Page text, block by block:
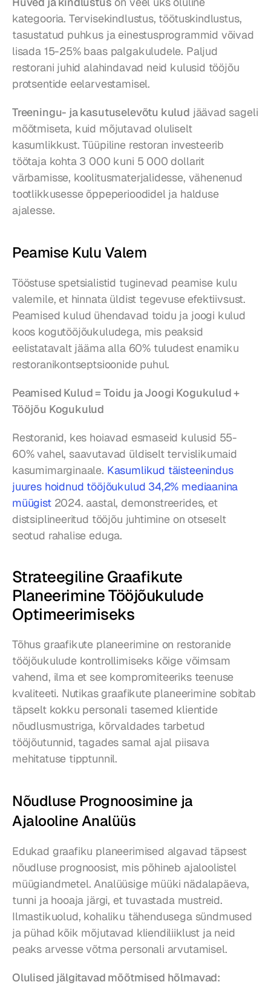
kategooria. Tervisekindlustus, töötuskindlustus,
tasustatud puhkus ja einestusprogrammid võivad
lisada 15-25% baas palgakuludele. Paljud
restorani juhid alahindavad neid kulusid tööjõu
protsentide eelarvestamisel.
Treeningu- ja kasutuselevõtu kulud jäävad sageli
mõõtmiseta, kuid mõjutavad oluliselt
kasumlikkust. Tüüpiline restoran investeerib
töötaja kohta 3 000 kuni 5 000 dollarit
värbamisse, koolitusmaterjalidesse, vähenenud
tootlikkusesse õppeperioodidel ja halduse
ajalesse.
Peamise Kulu Valem
Tööstuse spetsialistid tuginevad peamise kulu
valemile, et hinnata üldist tegevuse efektiivsust.
Peamised kulud ühendavad toidu ja joogi kulud
koos kogutööjõukuludega, mis peaksid
eelistatavalt jääma alla 60% tuludest enamiku
restoranikontseptsioonide puhul.
Peamised Kulud = Toidu ja Joogi Kogukulud +
Tööjõu Kogukulud
Restoranid, kes hoiavad esmaseid kulusid 55-
60% vahel, saavutavad üldiselt tervislikumaid
kasumimarginaale. Kasumlikud täisteenindus
juures hoidnud tööjõukulud 34,2% mediaanina
müügist 2024. aastal, demonstreerides, et
distsiplineeritud tööjõu juhtimine on otseselt
seotud rahalise eduga.
Strateegiline Graafikute
Planeerimine Tööjõukulude
Optimeerimiseks
Tõhus graafikute planeerimine on restoranide
tööjõukulude kontrollimiseks kõige võimsam
vahend, ilma et see kompromiteeriks teenuse
kvaliteeti. Nutikas graafikute planeerimine sobitab
täpselt kokku personali tasemed klientide
nõudlusmustriga, kõrvaldades tarbetud
tööjõutunnid, tagades samal ajal piisava
mehitatuse tipptunnil.
Nõudluse Prognoosimine ja
Ajalooline Analüüs
Edukad graafiku planeerimised algavad täpsest
nõudluse prognoosist, mis põhineb ajaloolistel
müügiandmetel. Analüüsige müüki nädalapäeva,
tunni ja hooaja järgi, et tuvastada mustreid.
Ilmastikuolud, kohaliku tähendusega sündmused
ja pühad kõik mõjutavad kliendiliiklust ja neid
peaks arvesse võtma personali arvutamisel.
Olulised jälgitavad mõõtmised hõlmavad: